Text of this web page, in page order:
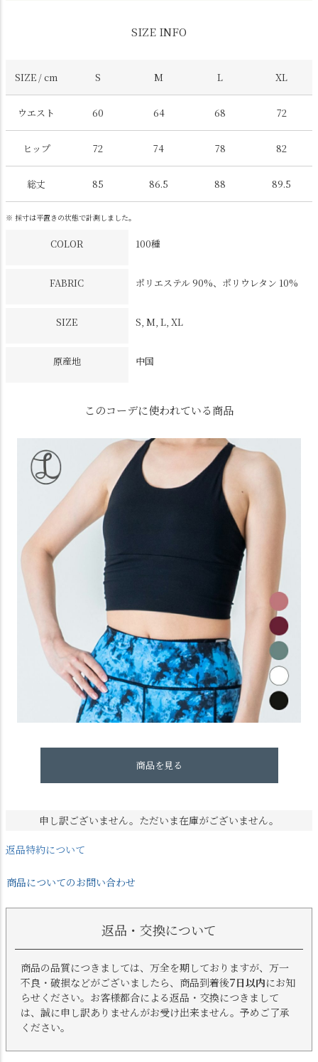
SIZE INFO
SIZE / cm S M L XL
ウエスト 60 64 68 72
ヒップ 72 74 78 82
総丈 85 86.5 88 89.5
※ 採寸は平置きの状態で計測しました。
COLOR 100種
FABRIC ポリエステル 90%、ポリウレタン 10%
SIZE S, M, L, XL
原産地 中国
このコーデに使われている商品
商品を見る
申し訳ございません。ただいま在庫がございません。
返品特約について
商品についてのお問い合わせ
返品・交換について
商品の品質につきましては、万全を期しておりますが、万一
不良・破損などがございましたら、商品到着後7日以内にお知
らせください。お客様都合による返品・交換につきまして
は、誠に申し訳ありませんがお受け出来ません。予めご了承
ください。